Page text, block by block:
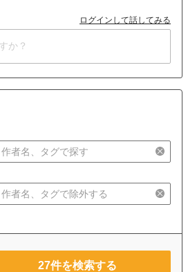
ログインして話してみる
27件を検索する